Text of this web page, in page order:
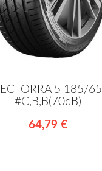
5 185/
#C,B,B(70dB)
64,79 €